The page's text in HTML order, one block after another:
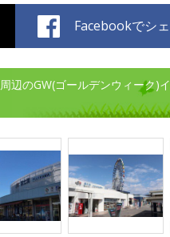
Facebookでシ
辺のGW(ゴールデンウィーク)